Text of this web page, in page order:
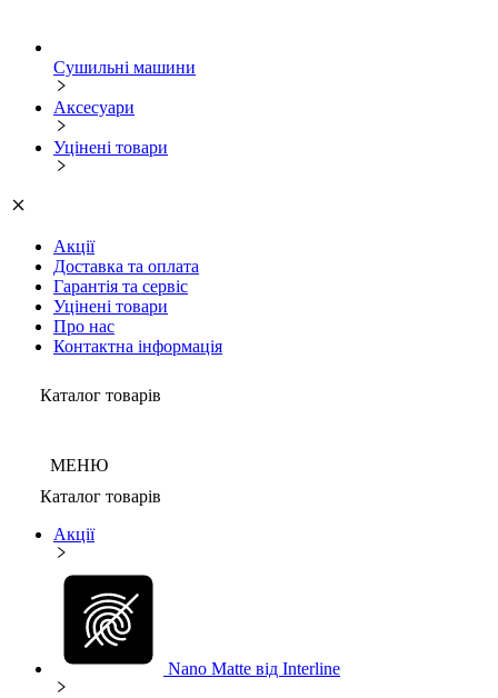
Сушильні машини
Аксесуари
Уцінені товари
Акції
Доставка та оплата
Гарантія та сервіс
Уцінені товари
Про нас
Контактна інформація
Каталог товарів
МЕНЮ
Каталог товарів
Акції
Nano Matte від Interline